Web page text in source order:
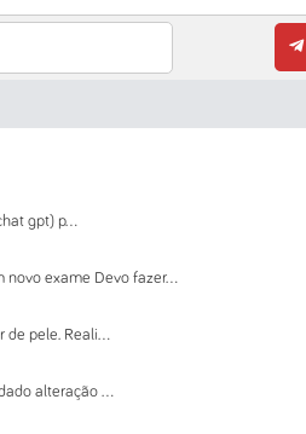
gpt) p...
novo exame Devo fazer...
de pele. Reali...
alteração ...